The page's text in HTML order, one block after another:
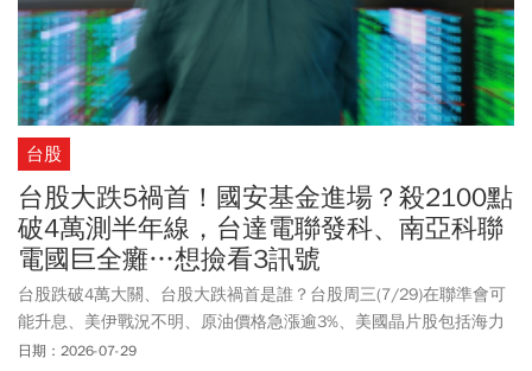
台股
台股大跌5禍首！國安基金進場？殺2100點
破4萬測半年線，台達電聯發科、南亞科聯
電國巨全癱…想撿看3訊號
台股跌破4萬大關、台股大跌禍首是誰？台股周三(7/29)在聯準會可
能升息、美伊戰況不明、原油價格急漲逾3%、美國晶片股包括海力
士、美光等重挫近10%，以及中國低成本AI模型等利空襲擊下，近午
日期：2026-07-29